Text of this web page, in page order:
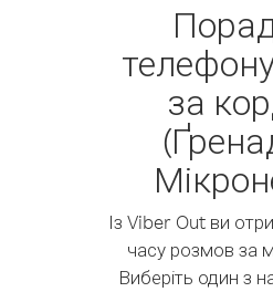
за
Із Viber Out ви
часу розмов за
Виберіть один з